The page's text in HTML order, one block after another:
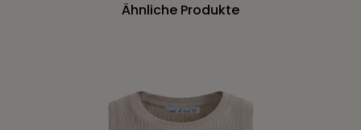
Ähnliche Produkte